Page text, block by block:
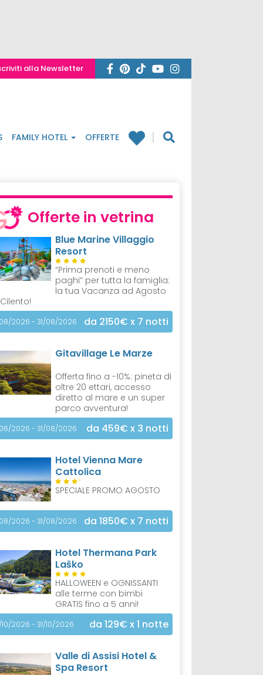
alla Newsletter
FAMILY HOTEL OFFERTE
Offerte in vetrina
Blue Marine Villaggio
Resort
“Prima prenoti e meno
paghi” per tutta la famiglia:
la tua Vacanza ad Agosto
2026 - 31/08/2026 da 2150€ x 7 notti
Gitavillage Le Marze
Offerta fino a -10%: pineta di
oltre 20 ettari, accesso
diretto al mare e un super
parco avventura!
2026 - 31/08/2026 da 459€ x 3 notti
Hotel Vienna Mare
Cattolica
S
SPECIALE PROMO AGOSTO
2026 - 31/08/2026 da 1850€ x 7 notti
Hotel Thermana Park
Laško
HALLOWEEN e OGNISSANTI
alle terme con bimbi
GRATIS fino a 5 anni!
2026 - 31/10/2026 da 129€ x 1 notte
Valle di Assisi Hotel &
Spa Resort